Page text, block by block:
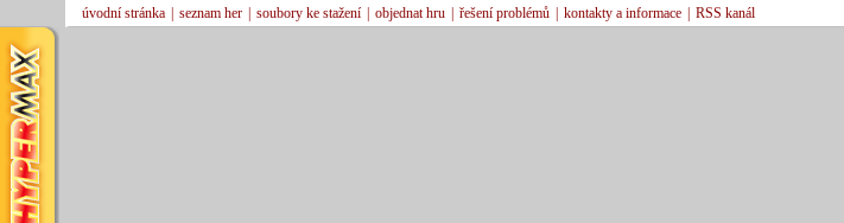
úvodní stránka seznam her soubory ke stažení objednat hru řešení problémů kontakty a informace RSS kanál